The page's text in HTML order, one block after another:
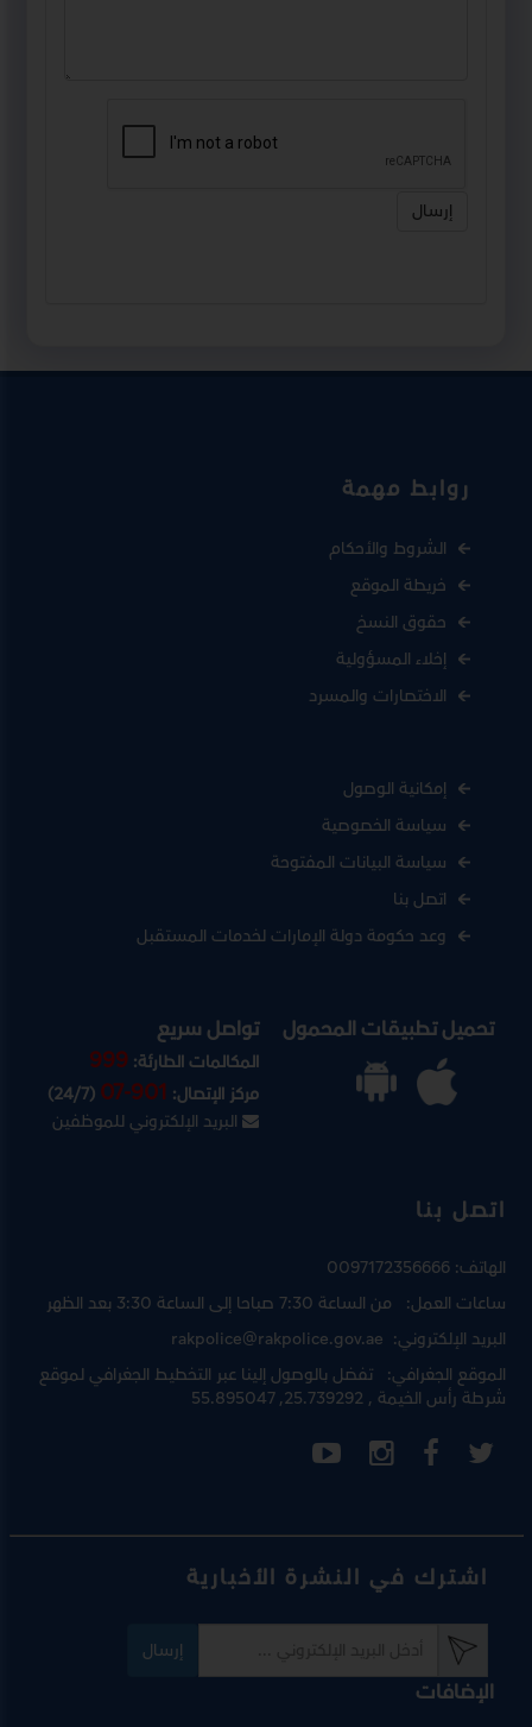
إرسال
روابط مهمة
الشروط والأحكام
خريطة الموقع
حقوق النسخ
إخلاء المسؤولية
الاختصارات والمسرد
إمكانية الوصول
سياسة الخصوصية
سياسة البيانات المفتوحة
اتصل بنا
وعد حكومة دولة الإمارات لخدمات المستقبل
تحميل تطبيقات المحمول تواصل سريع
المكالمات الطارئة:999
مركز الإتصال:07-901
(24/7)
البريد الإلكتروني للموظفين
اتصل بنا
الهاتف:0097172356666
ساعات العمل: من الساعة 7:30 صباحا إلى الساعة 3:30 بعد الظهر
البريد الإلكتروني:rakpolice@rakpolice.gov.ae
الموقع الجغرافي: تفضل بالوصول إلينا عبرالتخطيط الجغرافي لموقع
شرطة رأس الخيمة, 25.739292, 55.895047
اشترك في النشرة الأخبارية
إرسال
الإضافات